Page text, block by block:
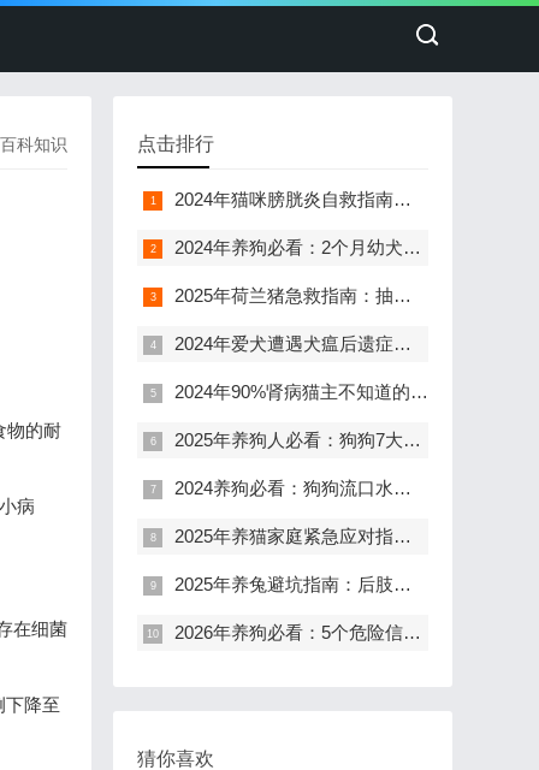
科知识
物的耐
病
在细菌
下降至
点击排行
2024年猫咪膀胱炎自救指南：3天缓解排尿困难的用药方案
2024年养狗必看：2个月幼犬误食人食后呕吐腹泻的紧急处理指南
2025年荷兰猪急救指南：抽搐侧躺4小时内不救就晚了！
2024年爱犬遭遇犬瘟后遗症：抽搐与呼吸困难的15天科学护理指南
2024年90%肾病猫主不知道的真相：8岁猫咪肾萎缩+结石也能活5年+
2025年养狗人必看：狗狗7大异常行为背后的健康信号与科学应对指南
2024养狗必看：狗狗流口水流鼻涕食欲差，5个信号告诉你该不该送医
2025年养猫家庭紧急应对指南：猫咪脚不敢着地、脚趾无法并拢，3天静养观察与5大必须就医信号
2025年养兔避坑指南：后肢瘫痪恢复希望与胀气生死急救
2026年养狗必看：5个危险信号揭示狗狗神经异常真相
猜你喜欢